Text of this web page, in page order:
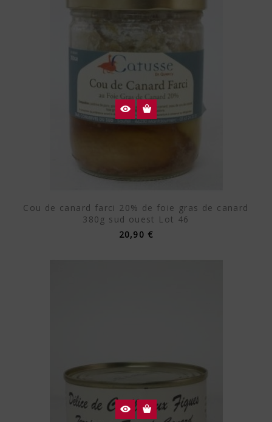
Cou de canard farci 20% de foie gras de canard
380g sud ouest Lot 46
20,90 €